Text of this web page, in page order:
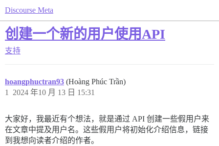
Discourse Meta
创建一个新的用户使用API
支持
hoangphuctran93 (Hoàng Phúc Trần)
2024 年10 月 13 日 15:31
1
大家好，我最近有个想法，就是通过 API 创建一些假用户来
在文章中提及用户名。这些假用户将初始化介绍信息，链接
到我想向读者介绍的作者。